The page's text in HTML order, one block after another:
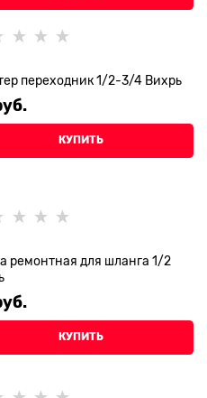
переходник 1/2-3/4 Вихрь
КУПИТЬ
ремонтная для шланга 1/2
КУПИТЬ